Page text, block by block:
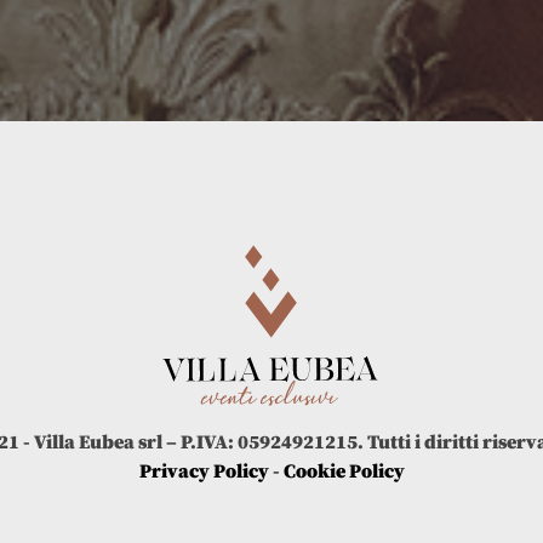
- Villa Eubea srl – P.IVA: 05924921215. Tutti i diritti
Privacy Policy- Cookie Policy